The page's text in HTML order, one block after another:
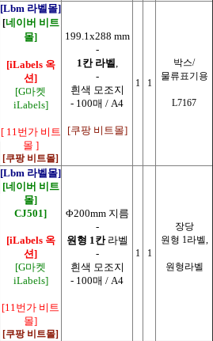
[Lbm 라벨몰]
[네이버 비트
몰]
[iLabels 옥
션]
[G마켓
iLabels]
[ 11번가 비트
몰 ]
[쿠팡 비트몰]
199.1x288 mm
-
1칸 라벨
-
흰색 모조지
- 100매 / A4
[쿠팡 비트몰]
1 1
박스/
물류표기용
L7167
[Lbm 라벨몰]
[네이버 비트
몰]
CJ501]
[iLabels 옥
션]
[G마켓
iLabels]
[11번가 비트
몰]
[쿠팡 비트몰]
Φ200mm 지름
-
원형 1칸라벨
-
흰색 모조지
- 100매 / A4
1 1
장당
원형 1라벨,
원형라벨